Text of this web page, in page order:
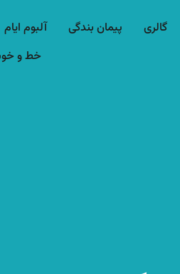
گالری پیمان بندگی آلبوم ایام
خط و